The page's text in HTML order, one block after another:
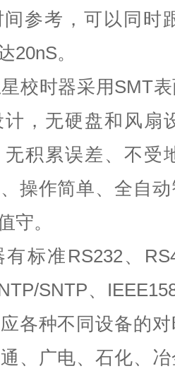
参考，可以同时
20nS。
校时器采用SMT
，无硬盘和风扇
积累误差、不受
操作简单、全自
守。
有标准 RS232、
SNTP、
各种不同设备的
、广电、石化、